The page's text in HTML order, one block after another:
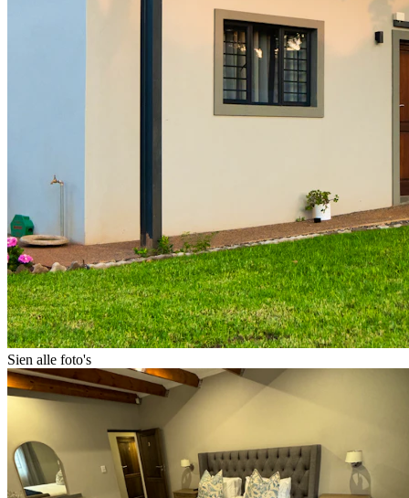
Sien alle foto's